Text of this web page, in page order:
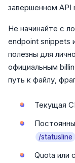
завершенном API
Не начинайте с
endpoint snippets
полезны для
официальным
путь к файлу,
Текущая
/statusline
Quota или